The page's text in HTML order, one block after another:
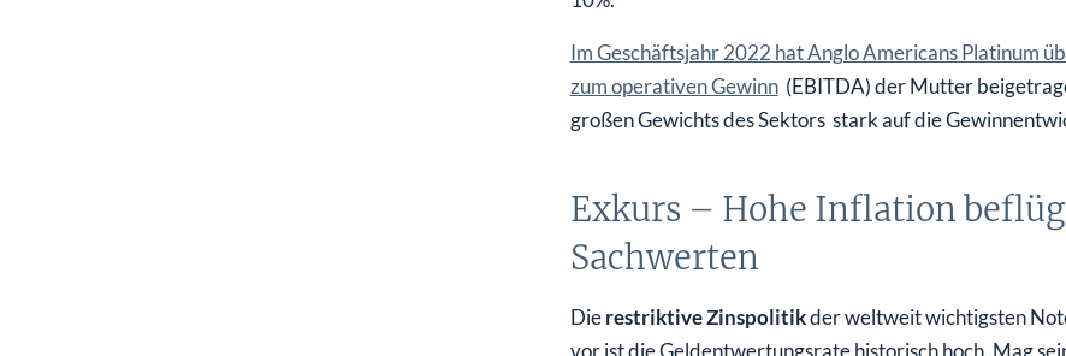
Im Geschäftsjahr 2022 hat Anglo Americans Platinum
zum operativen Gewinn
(EBITDA) der Mutter
großen Gewichts des Sektors stark auf die
Exkurs – Hohe Inflation
Sachwerten
Die restriktive Zinspolitik
der weltweit wichtigsten
vor ist die Geldentwertungsrate historisch hoch. Mag